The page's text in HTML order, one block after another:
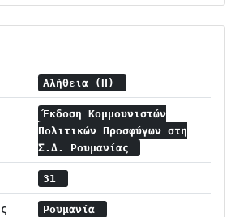
Αλήθεια (Η)
Έκδοση Κομμουνιστών
Πολιτικών Προσφύγων στη
Σ.Δ. Ρουμανίας
31
Ρουμανία